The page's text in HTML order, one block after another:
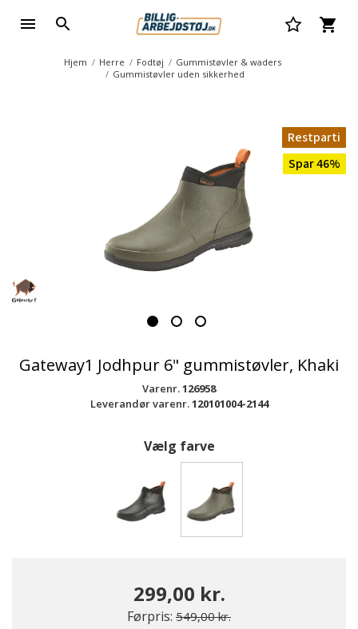
Hjem Herre Fodtøj
Gummistøvler & waders
Gummistøvler uden sikkerhed
Restparti
Spar 46%
Gateway1 Jodhpur 6" gummistøvler, Khaki
Varenr.126958
Leverandør varenr.120101004-2144
Vælg farve
299,00 kr.
Førpris: Pris nedsat fra
549,00 kr.til